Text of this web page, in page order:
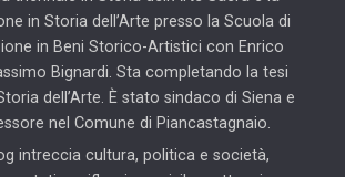
in Storia dell’Arte presso la Scuola di
in Beni Storico-Artistici con Enrico
Bignardi. Sta completando la tesi
dell’Arte. È stato sindaco di Siena e
nel Comune di Piancastagnaio.
intreccia cultura, politica e società,